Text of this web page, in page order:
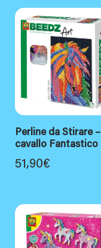
Perline da Stirare –
cavallo Fantastico
51,90€